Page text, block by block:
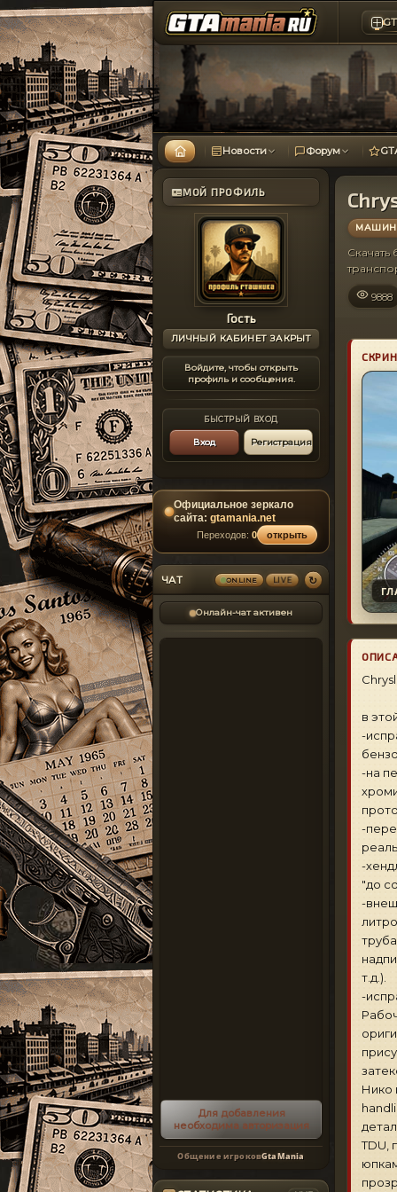
Новости Форум
МОЙ ПРОФИЛЬ
Гость
ЛИЧНЫЙ КАБИНЕТ ЗАКРЫТ
Войдите, чтобы открыть
профиль и сообщения.
БЫСТРЫЙ ВХОД
Вход Регистрация
Официальное зеркало
сайта: gtamania.net
Переходов: 0 открыть
ЧАТ ONLINE LIVE ↻
Онлайн-чат активен
Для добавления
необходима авторизация
Общение игроковGtaMania
Скачать
9888
в
-
-на
-
-
"до
-
т.д.).
-
Нико
TDU,